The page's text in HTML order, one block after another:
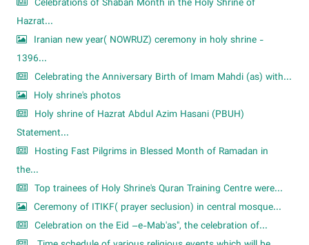
Celebrations of Shaban Month in the Holy Shrine of
Hazrat...
Iranian new year( NOWRUZ) ceremony in holy shrine -
1396...
Celebrating the Anniversary Birth of Imam Mahdi (as) with...
Holy shrine's photos
Holy shrine of Hazrat Abdul Azim Hasani (PBUH)
Statement...
Hosting Fast Pilgrims in Blessed Month of Ramadan in
the...
Top trainees of Holy Shrine's Quran Training Centre were...
Ceremony of ITIKF( prayer seclusion) in central mosque...
Celebration on the Eid –e-Mab'as", the celebration of...